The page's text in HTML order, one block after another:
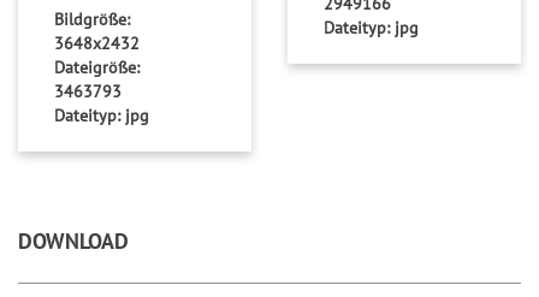
ü
Bildgröße:
3648x2432
Dateigröße:
3463793
Dateityp: jpg
Dateityp: jpg
DOWNLOAD